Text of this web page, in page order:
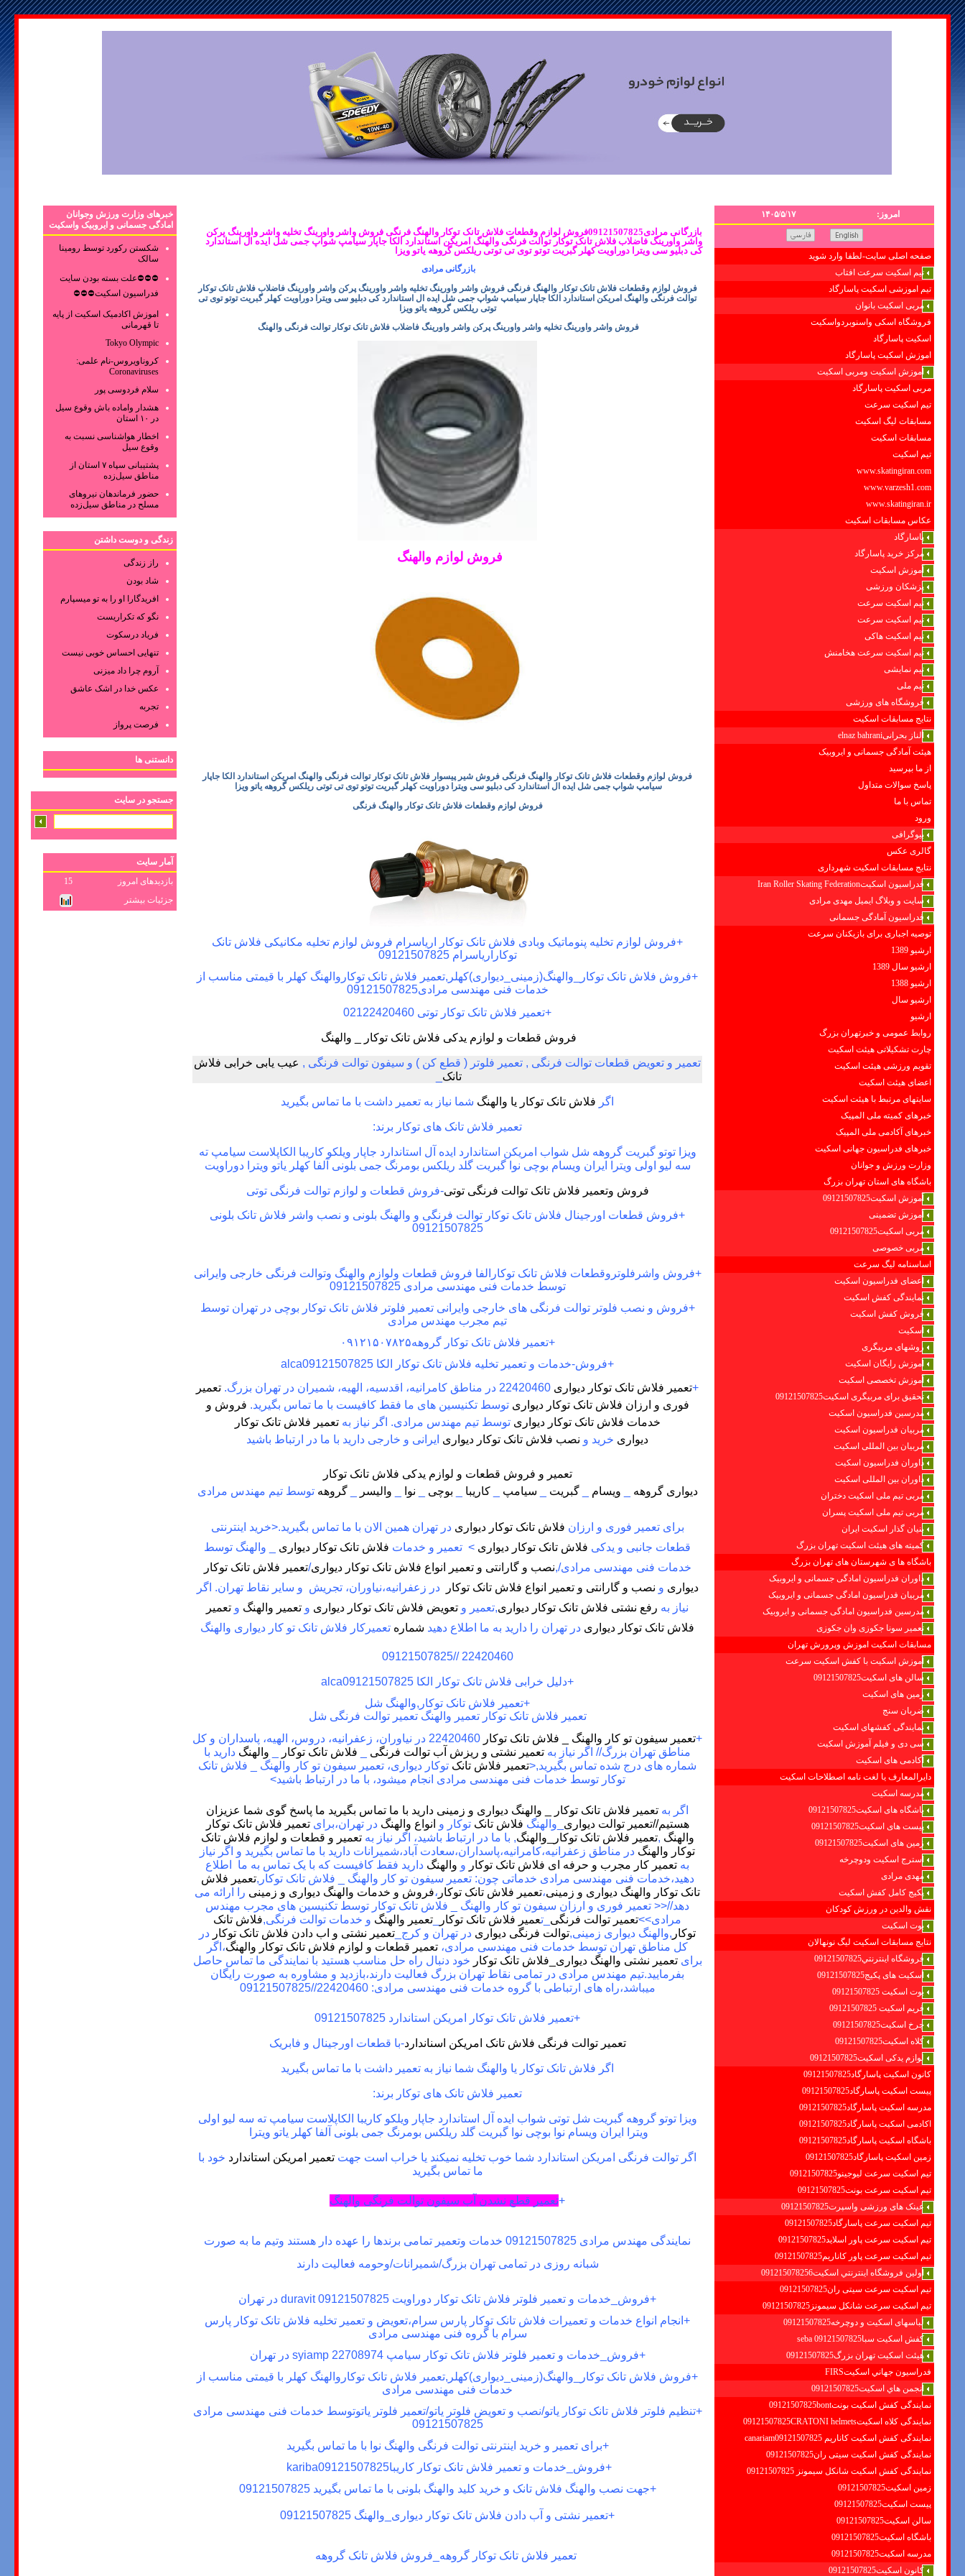
امروز: ۱۴۰۵/۵/۱۷
صفحه اصلی سایت-لطفا وارد شوید
تیم اسکیت سرعت افتاب
تیم اموزشی اسکیت پاسارگاد
مربی اسکیت بانوان
فروشگاه اسکی واسنوبردواسکیت
اسکیت پاسارگاد
اموزش اسکیت پاسارگاد
اموزش اسکیت ومربی اسکیت
مربی اسکیت پاسارگاد
تیم اسکیت سرعت
مسابقات لیگ اسکیت
مسابقات اسکیت
تیم اسکیت
www.skatingiran.com
www.varzesh1.com
www.skatingiran.ir
عکاس مسابقات اسکیت
پاسارگاد
مرکز خرید پاسارگاد
آموزش اسکیت
پزشکان ورزشی
تیم اسکیت سرعت
تیم اسکیت سرعت
تیم اسکیت هاکی
تیم اسکیت سرعت هخامنش
تیم نمایشی
تیم ملی
فروشگاه های ورزشی
نتایج مسابقات اسکیت
الناز بحرانیelnaz bahrani
هیئت آمادگی جسمانی و ایروبیک
از ما بپرسید
پاسخ سوالات متداول
تماس با ما
ورود
بیوگرافی
گالری عکس
نتایج مسابقات اسکیت شهرداری
فدراسیون اسکیتIran Roller Skating Federation
سایت و وبلاگ ایمیل مهدی مرادی
فدراسیون آمادگی جسمانی
توصیه اجباری برای بازیکنان سرعت
ارشیو 1389
ارشیو سال 1389
ارشیو 1388
ارشیو سال
ارشیو
روابط عمومی و خبرتهران بزرگ
چارت تشکیلاتی هیئت اسکیت
تقویم ورزشی هیئت اسکیت
اعضای هیئت اسکیت
سایتهای مرتبط با هیئت اسکیت
خبرهای کمیته ملی المپیک
خبرهای آکادمی ملی المپیک
خبرهای فدراسیون جهانی اسکیت
وزارت ورزش و جوانان
باشگاه های استان تهران بزرگ
آموزش اسکیت09121507825
آموزش تضمینی
مربی اسکیت09121507825
مربی خصوصی
اساسنامه لیگ سرعت
اعضای فدراسیون اسکیت
نمایندگی کفش اسکیت
فروش کفش اسکیت
اسکیت
روشهای مربیگری
اموزش رایگان اسکیت
آموزش تخصصی اسکیت
تحقیق برای مربیگری اسکیت09121507825
مدرسین فدراسیون اسکیت
مربیان فدراسیون اسکیت
مربیان بین المللی اسکیت
داوران فدراسیون اسکیت
داوران بین المللی اسکیت
مربی تیم ملی اسکیت دختران
مربی تیم ملی اسکیت پسران
بنیان گذار اسکیت ایران
کمیته های هیئت اسکیت تهران بزرگ
باشگاه ها ی شهرستان های تهران بزرگ
داوران فدراسیون امادگی جسمانی و ایروبیک
مربیان فدراسیون امادگی جسمانی و ایروبیک
مدرسین فدراسیون امادگی جسمانی و ایروبیک
تعمیر سونا جکوزی وان جکوزی
مسابقات اسکیت اموزش وپرورش تهران
آموزش اسکیت با کفش اسکیت سرعت
سالن های اسکیت09121507825
زمین های اسکیت
ضربان سنج
نمایندگی کفشهای اسکیت
سی دی و فیلم آموزش اسکیت
آکادمی های اسکیت
دایرالمعارف یا لغت نامه اصطلاحات اسکیت
مدرسه اسکیت
باشگاه های اسکیت09121507825
پیست های اسکیت09121507825
زمین های اسکیت09121507825
استرج اسکیت ودوچرخه
مهدی مرادی
پکیج کامل کفش اسکیت
نقش والدین در ورزش کودکان
بوت اسکیت
نتایج مسابقات اسکیت لیگ نونهالان
فروشگاه اينترنتي09121507825
اسکیت های پکیج09121507825
بوت اسکیت 09121507825
فریم اسکیت 09121507825
چرخ اسکیت09121507825
کلاه اسکیت09121507825
لوازم یدکی اسکیت09121507825
کانون اسکیت پاسارگاد09121507825
پیست اسکیت پاسارگاد09121507825
مدرسه اسکیت پاسارگاد09121507825
اکادمی اسکیت پاسارگاد09121507825
باشگاه اسکیت پاسارگاد09121507825
زمین اسکیت پاسارگاد09121507825
تیم اسکیت سرعت لیوجینو09121507825
تیم اسکیت سرعت بونت09121507825
عینک های ورزشی واسپرت09121507825
تیم اسکیت سرعت پاسارگاد09121507825
تیم اسکیت سرعت پاور اسلاید09121507825
تیم اسکیت سرعت پاور کاناریم09121507825
اولين فروشگاه اينترنتي اسكيت091215078256
تیم اسکیت سرعت سیتی ران09121507825
تیم اسکیت سرعت شانکل سیمونز09121507825
لباسهای اسکیت و دوچرخه09121507825
کفش اسکیت سبا09121507825 seba
هیئت اسکیت تهران بزرگ09121507825
فدراسيون جهاني اسكيتFIRS
انجمن هاي اسكيت09121507825
نمایندگی کفش اسکیت بونت09121507825bont
نمایندگی کلاه اسکیت09121507825CRATONI helmets
نمایندگی کفش اسکیت كاناريم canariam09121507825
نمایندگی کفش اسکیت سیتی ران09121507825
نمایندگی کفش اسکیت شانكل سيمونز 09121507825
زمین اسکیت09121507825
پیست اسکیت09121507825
سالن اسکیت09121507825
باشگاه اسکیت09121507825
مدرسه اسکیت09121507825
کانون اسکیت09121507825
بازرگانی مرادی09121507825فروش لوازم وقطعات فلاش تانک توکار والهنگ فرنگی فروش واشر واورینگ تخلیه واشر واورینگ پرکن
واشر واورینگ فاضلاب فلاش تانک توکار توالت فرنگی والهنگ امریکن استاندارد الکا جاپار سیامپ شواپ جمی شل ایده ال استاندارد
کی دبلیو سی ویترا دوراویت کهلر گبریت توتو توی تی توتی ریلکس گروهه یاتو ویزا
بازرگانی مرادی
فروش لوازم وقطعات فلاش تانک توکار والهنگ فرنگی فروش واشر واورینگ تخلیه واشر واورینگ پرکن واشر واورینگ فاضلاب فلاش تانک توکار
توالت فرنگی والهنگ امریکن استاندارد الکا جاپار سیامپ شواپ جمی شل ایده ال استاندارد کی دبلیو سی ویترا دوراویت کهلر گبریت توتو توی تی
توتی ریلکس گروهه یاتو ویزا
فروش واشر واورینگ تخلیه واشر واورینگ پرکن واشر واورینگ فاضلاب فلاش تانک توکار توالت فرنگی والهنگ
فروش لوازم والهنگ
فروش لوازم وقطعات فلاش تانک توکار والهنگ فرنگی فروش شیر پیسوار فلاش تانک توکار توالت فرنگی والهنگ امریکن استاندارد الکا جاپار
سیامپ شواپ جمی شل ایده ال استاندارد کی دبلیو سی ویترا دوراویت کهلر گبریت توتو توی تی توتی ریلکس گروهه یاتو ویزا
فروش لوازم وقطعات فلاش تانک توکار والهنگ فرنگی
+فروش لوازم تخلیه پنوماتیک وبادی فلاش تانک توکار اریاسرام فروش لوازم تخلیه مکانیکی فلاش تانک
توکاراریاسرام 09121507825
+فروش فلاش تانک توکار_والهنگ(زمینی_دیواری)کهلر,تعمیر فلاش تانک توکاروالهنگ کهلر با قیمتی مناسب از
خدمات فنی مهندسی مرادی09121507825
+تعمیر فلاش تانک توکار توتی 02122420460
فروش قطعات و لوازم یدکی فلاش تانک توکار _ والهنگ
تعمیر و تعویض قطعات توالت فرنگی , تعمیر فلوتر ( قطع کن ) و سیفون توالت فرنگی , عیب یابی خرابی فلاش
تانک
اگر فلاش تانک توکار یا والهنگ شما نیاز به تعمیر داشت با ما تماس بگیرید
تعمیر فلاش تانک های توکار برند:
ویزا توتو گبریت گروهه شل شواب امریکن استاندارد ایده آل استاندارد جاپار ویلکو کاریبا الکاپلاست سیامپ ته
سه لیو اولی ویترا ایران ویسام بوچی نوا گبریت گلد ریلکس بومرنگ جمی بلونی آلفا کهلر یاتو ویترا دوراویت
فروش وتعمیر فلاش تانک توالت فرنگی توتی-فروش قطعات و لوازم توالت فرنگی توتی
+فروش قطعات اورجینال فلاش تانک توکار توالت فرنگی و والهنگ بلونی و نصب واشر فلاش تانک بلونی
09121507825
+فروش واشرفلوتروقطعات فلاش تانک توکارالفا فروش قطعات ولوازم والهنگ وتوالت فرنگی خارجی وایرانی
توسط خدمات فنی مهندسی مرادی 09121507825
+فروش و نصب فلوتر توالت فرنگی های خارجی وایرانی تعمیر فلوتر فلاش تانک توکار بوچی در تهران توسط
تیم مجرب مهندس مرادی
+تعمیر فلاش تانک توکار گروهه۰۹۱۲۱۵۰۷۸۲۵
+فروش-خدمات و تعمیر تخلیه فلاش تانک توکار الکا 09121507825
alca
+تعمیر فلاش تانک توکار دیواری
تعمیر
فوری و ارزان فلاش تانک توکار دیواری توسط تکنیسین های ما فقط کافیست با ما تماس بگیرید. فروش و
خدمات فلاش تانک توکار دیواری توسط تیم مهندس مرادی. اگر نیاز بهتعمیر فلاش تانک توکار
دیواری خرید و نصب فلاش تانک توکار دیواری ایرانی و خارجی دارید با ما در ارتباط باشید
تعمیر و فروش قطعات و لوازم یدکی فلاش تانک توکار
دیواری گروهه ویسام _گبریت سیامپ _کاریبا بوچی نوا والیسر _گروهه توسط تیم مهندس مرادی
برای تعمیر فوری و ارزان فلاش تانک توکار دیواری در تهران همین الان با ما تماس بگیرید.<خرید اینترنتی
قطعات جانبی و یدکی فلاش تانک توکار دیواری > تعمیر و خدمات فلاش تانک توکار دیواری _ والهنگ توسط
خدمات فنی مهندسی مرادی/,نصب و گارانتی و تعمیر انواع فلاش تانک توکار دیواری/تعمیر فلاش تانک توکار
دیواری و نصب و گارانتی و تعمیر انواع فلاش تانک توکار
در زعفرانیه،نیاوران، تجریش و سایر نقاط تهران. اگر
نیاز به رفع نشتی فلاش تانک توکار دیواری,تعمیر و تعویض فلاش تانک توکار دیواری و تعمیر والهنگ و تعمیر
فلاش تانک توکار دیواری در تهران را دارید به ما اطلاع دهید شماره تعمیرکار فلاش تانک تو کار دیواری والهنگ
22420460 //09121507825
+دلیل خرابی فلاش تانک توکار الکا 09121507825
alca
+تعمیر فلاش تانک توکار,والهنگ شل
تعمیر فلاش تانک توکار تعمیر والهنگ تعمیر توالت فرنگی شل
+تعمیر سیفون تو کار والهنگ _ فلاش تانک توکار
22420460 در نیاوران، زعفرانیه، دروس، الهیه، پاسداران و کل
مناطق تهران بزرگ// اگر نیاز به تعمیر نشتی و ریزش آب توالت فرنگی فلاش تانک توکار والهنگ دارید با
شماره های درج شده تماس بگیرید,
<تعمیر فلاش تانک توکار دیواری، تعمیر سیفون تو کار والهنگ _ فلاش تانک
توکار توسط خدمات فنی مهندسی مرادی انجام میشود، با ما در ارتباط باشید>
اگر به تعمیر فلاش تانک توکار _ والهنگ دیواری و زمینی دارید با ما تماس بگیرید ما پاسخ گوی شما عزیزان
هستیم//تعمیر توالت دیواری _والهنگ فلاش تانک توکار و انواع والهنگ در تهران،برایتعمیر فلاش تانک توکار
والهنگ ,تعمیر فلاش تانک توکار_والهنگ, با ما در ارتباط باشید، اگر نیاز بهتعمیر و قطعات و لوازم فلاش تانک
توکار والهنگ در مناطق زعفرانیه،کامرانیه،پاسداران،سعادت آباد،شمیرانات دارید با ما تماس بگیرید و اگر نیاز
به تعمیر کار مجرب و حرفه ای فلاش تانک توکار و والهنگ دارید فقط کافیست که با یک تماس به ما اطلاع
دهید،خدمات فنی مهندسی مرادی خدماتی چون: تعمیر سیفون تو کار والهنگ _ فلاش تانک توکار ,تعمیر فلاش
تانک توکار والهنگ دیواری و زمینی،تعمیر فلاش تانک توکار ،فروش و خدمات والهنگ دیواری و زمینی را ارائه می
دهد//<< تعمیر فوری و ارزان سیفون تو کار والهنگ _ فلاش تانک توکار توسط تکنیسین های مجرب مهندس
مرادی>>تعمیر توالت فرنگی _تعمیر فلاش تانک توکار تعمیر والهنگ و خدمات توالت فرنگی,فلاش تانک
توکار ,والهنگ دیواری زمینی,توالت فرنگی دیواری در تهران و کرج_ تعمیر نشتی و اب دادن فلاش تانک توکار در
کل مناطق تهران توسط خدمات فنی مهندسی مرادی، تعمیر قطعات و لوازم فلاش تانک توکار والهنگ،اگر
برایتعمیر نشتی والهنگ دیواری_فلاش تانک توکار خود دنبال راه حل مناسب هستید با نمایندگی ما تماس حاصل
بفرمایید.تیم مهندس مرادی در تمامی نقاط تهران بزرگ فعالیت دارند،بازدید و مشاوره به صورت رایگان
میباشد،راه های ارتباطی با گروه خدمات فنی مهندسی مرادی:22420460
//
09121507825
+تعمیر فلاش تانک توکار امریکن استاندارد 09121507825
تعمیر توالت فرنگی فلاش تانک امریکن اسناندارد-با قطعات اورجینال و فابریک
اگر فلاش تانک توکار یا والهنگ شما نیاز به تعمیر داشت با ما تماس بگیرید
تعمیر فلاش تانک های توکار برند:
ویزا توتو گروهه گبریت شل توتی شواب ایده آل استاندارد جاپار ویلکو کاریبا الکاپلاست سیامپ ته سه لیو اولی
ویترا ایران ویسام نوا بوچی نوا گبریت گلد ریلکس بومرنگ جمی بلونی آلفا کهلر یاتو ویترا
اگر توالت فرنگی امریکن استاندارد شما خوب تخلیه نمیکند یا خراب است جهت تعمیر امریکن استاندارد خود با
ما تماس بگیرید
+تعمیر قطع نشدن آب سیفون توالت فرنگی والهنگ
نمایندگی مهندس مرادی 09121507825 خدمات وتعمیر تمامی برندها را عهده دار هستند وتیم ما به صورت
شبانه روزی در تمامی تهران بزرگ/شمیرانات/وحومه فعالیت دارند
+فروش_خدمات و تعمیر فلوتر فلاش تانک توکار دوراویت duravit 09121507825 در تهران
+ انجام انواع خدمات و تعمیرات فلاش تانک توکار پارس سرام،تعویض و تعمیر تخلیه فلاش تانک توکار پارس
سرام با گروه فنی مهندسی مرادی
+فروش_خدمات و تعمیر فلوتر فلاش تانک توکار سیامپ syiamp 22708974در تهران
+فروش فلاش تانک توکار_والهنگ(زمینی_دیواری)کهلر,تعمیر فلاش تانک توکاروالهنگ کهلر با قیمتی مناسب از
خدمات فنی مهندسی مرادی
+تنظیم فلوتر فلاش تانک توکار یاتو/نصب و تعویض فلوتر یاتو/تعمیر فلوتر یاتوتوسط خدمات فنی مهندسی مرادی
09121507825
+برای تعمیر و خرید اینترنتی توالت فرنگی والهنگ نوا با ما تماس بگیرید
+فروش_خدمات و تعمیر فلاش تانک توکار کاریبا09121507825
kariba
+جهت نصب والهنگ فلاش تانک و خرید کلید والهنگ بلونی با ما تماس بگیرید 09121507825
+تعمیر نشتی و آب دادن فلاش تانک توکار دیواری_والهنگ 09121507825
تعمیر فلاش تانک توکار گروهه_فروش فلاش تانک گروهه
خبرهای وزارت ورزش وجوانان
امادگی جسمانی و ایروبیک واسکیت
شکستن رکورد توسط رومینا
سالک
⛔⛔⛔علت بسته بودن سایت
فدراسیون اسکیت⛔⛔⛔
اموزش اکادمیک اسکیت از پایه
تا قهرمانی
Tokyo Olympic
کروناویروس‌-نام علمی:
Coronaviruses
سلام فردوسی پور
هشدار واماده باش وقوع سیل
در ۱۰ استان
اخطار هواشناسی نسبت به
وقوع سیل
پشتیبانی سپاه ۷ استان از
مناطق سیل‌زده
حضور فرماندهان نیروهای
مسلح در مناطق سیل‌زده
زندگی و دوست داشتن
راز زندگی
شاد بودن
افریدگارا او را به تو میسپارم
نگو که تکراریست
فریاد درسکوت
تنهایی احساس خوبی نیست
آروم چرا داد میزنی
عکس‌ خدا در اشک‌ عاشق‌
تجربه
فرصت پرواز
دانستنی ها
جستجو در سایت
آمار سایت
بازدیدهای امروز
15
جزئیات بیشتر